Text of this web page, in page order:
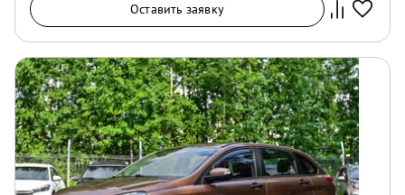
Оставить заявку